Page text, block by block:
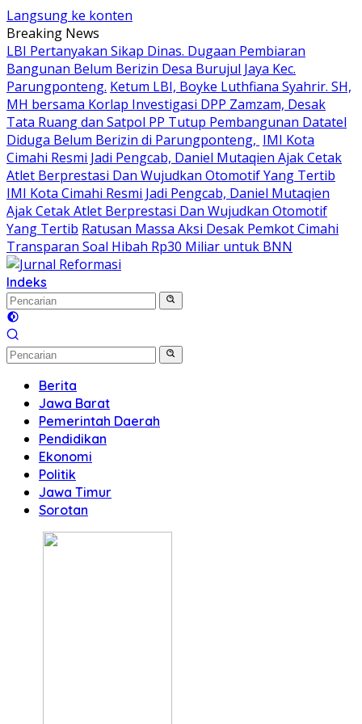
Langsung ke konten
Breaking News
LBI Pertanyakan Sikap Dinas. Dugaan Pembiaran
Bangunan Belum Berizin Desa Burujul Jaya Kec.
Parungponteng. Ketum LBI, Boyke Luthfiana Syahrir. SH,
MH bersama Korlap Investigasi DPP Zamzam, Desak
Tata Ruang dan Satpol PP Tutup Pembangunan Datatel
Diduga Belum Berizin di Parungponteng, IMI Kota
Cimahi Resmi Jadi Pengcab, Daniel Mutaqien Ajak Cetak
Atlet Berprestasi Dan Wujudkan Otomotif Yang Tertib
IMI Kota Cimahi Resmi Jadi Pengcab, Daniel Mutaqien
Ajak Cetak Atlet Berprestasi Dan Wujudkan Otomotif
Yang Tertib Ratusan Massa Aksi Desak Pemkot Cimahi
Transparan Soal Hibah Rp30 Miliar untuk BNN
Indeks
Berita
Jawa Barat
Pemerintah Daerah
Pendidikan
Ekonomi
Politik
Jawa Timur
Sorotan